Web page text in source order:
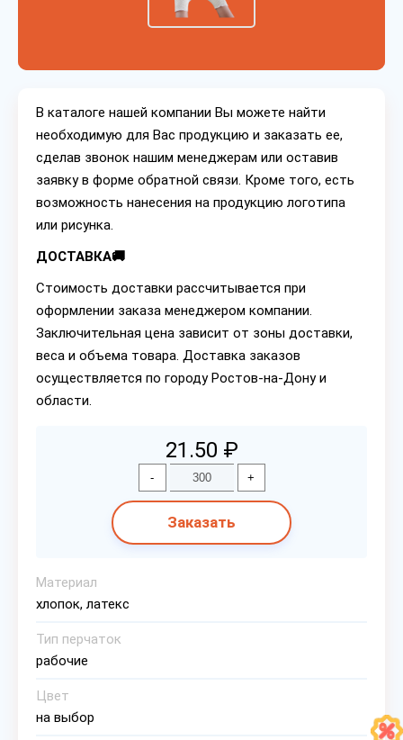
В каталоге нашей компании Вы можете найти
необходимую для Вас продукцию и заказать ее,
сделав звонок нашим менеджерам или оставив
заявку в форме обратной связи. Кроме того, есть
возможность нанесения на продукцию логотипа
или рисунка.
ДОСТАВКА🚚
Стоимость доставки рассчитывается при
оформлении заказа менеджером компании.
Заключительная цена зависит от зоны доставки,
веса и объема товара. Доставка заказов
осуществляется по городу Ростов-на-Дону и
области.
21.50 ₽
- +
Заказать
Материал
хлопок, латекс
Тип перчаток
рабочие
Цвет
на выбор